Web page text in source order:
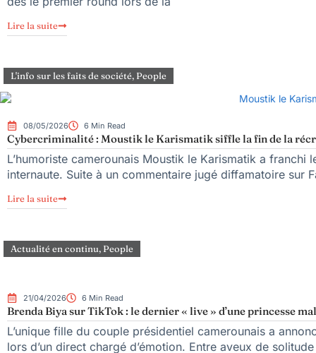
Lire la suite
L'info sur les faits de société, People
08/05/2026 6 Min Read
Cybercriminalité : Moustik le Karismatik siffle la fin de la
L’humoriste camerounais Moustik le Karismatik a
internaute. Suite à un commentaire jugé diffamatoire sur
Lire la suite
Actualité en continu, People
21/04/2026 6 Min Read
Brenda Biya sur TikTok : le dernier « live » d’une princesse
L’unique fille du couple présidentiel camerounais a
lors d’un direct chargé d’émotion. Entre aveux de